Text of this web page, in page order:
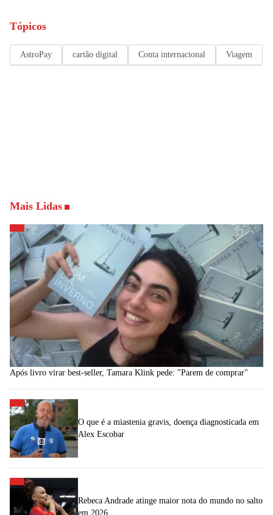
Tópicos
AstroPay cartão digital Conta internacional Viagem
Mais Lidas
Após livro virar best-seller, Tamara Klink pede: "Parem de comprar"
O que é a miastenia gravis, doença diagnosticada em
Alex Escobar
Rebeca Andrade atinge maior nota do mundo no salto
em 2026